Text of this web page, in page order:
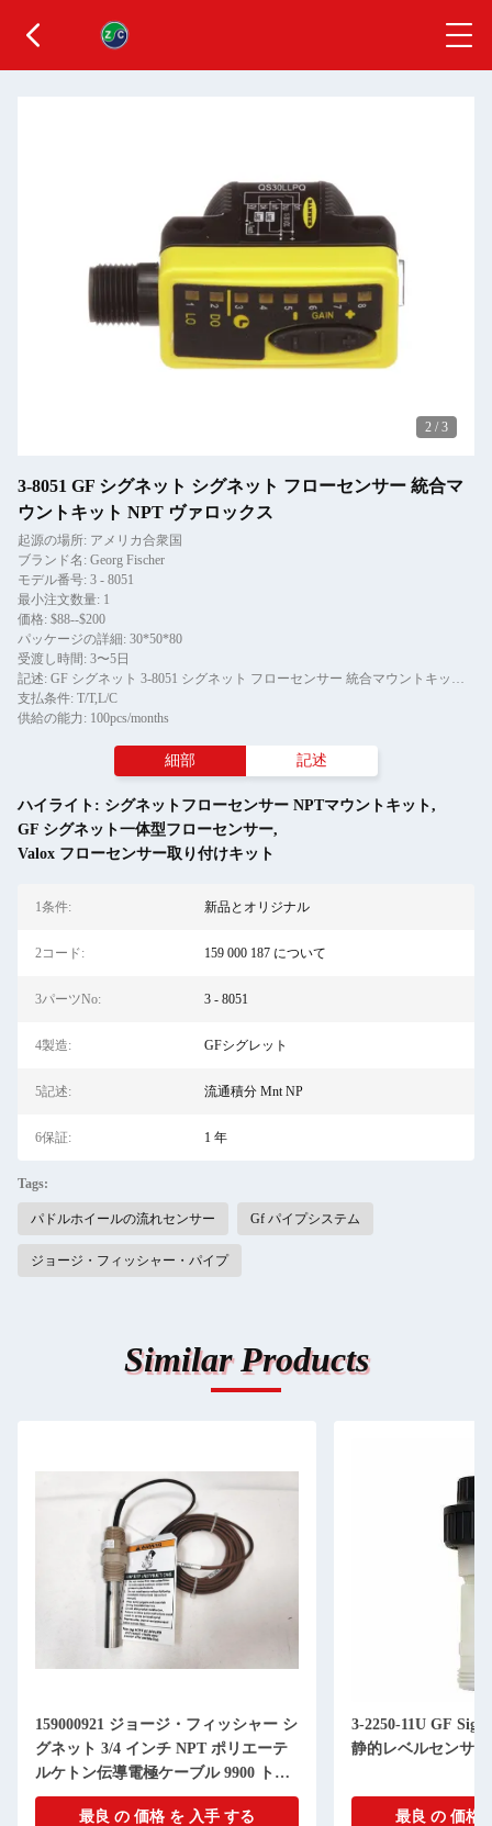
2 / 3
3-8051 GF シグネット シグネット フローセンサー 統合マ
ウントキット NPT ヴァロックス
起源の場所: アメリカ合衆国
ブランド名: Georg Fischer
モデル番号: 3 - 8051
最小注文数量: 1
価格: $88--$200
パッケージの詳細: 30*50*80
受渡し時間: 3〜5日
記述: GF シグネット 3-8051 シグネット フローセンサー 統合マウントキット NPT ヴァロックス
支払条件: T/T,L/C
供給の能力: 100pcs/months
細部 記述
ハイライト: シグネットフローセンサー NPTマウントキット,
GF シグネット一体型フローセンサー,
Valox フローセンサー取り付けキット
1条件: 新品とオリジナル
2コード: 159 000 187 について
3パーツNo: 3 - 8051
4製造: GFシグレット
5記述: 流通積分 Mnt NP
6保証: 1 年
Tags:
パドルホイールの流れセンサー Gf パイプシステム
ジョージ・フィッシャー・パイプ
Similar Products
159000921 ジョージ・フィッシャー シ
グネット 3/4 インチ NPT ポリエーテ
ルケトン伝導電極ケーブル 9900 トラ
ンスミッター
最良 の 価格 を 入手 する
3-2250-11U GF
静的レベルセンサー
最良 の 価格